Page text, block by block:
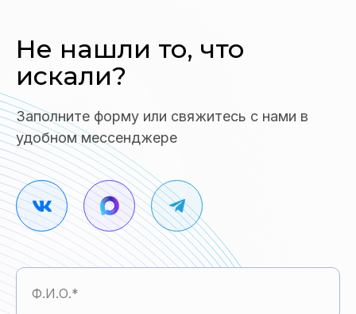
Не нашли то, что
искали?
Заполните форму или свяжитесь с нами в
удобном мессенджере
Ф.И.О.